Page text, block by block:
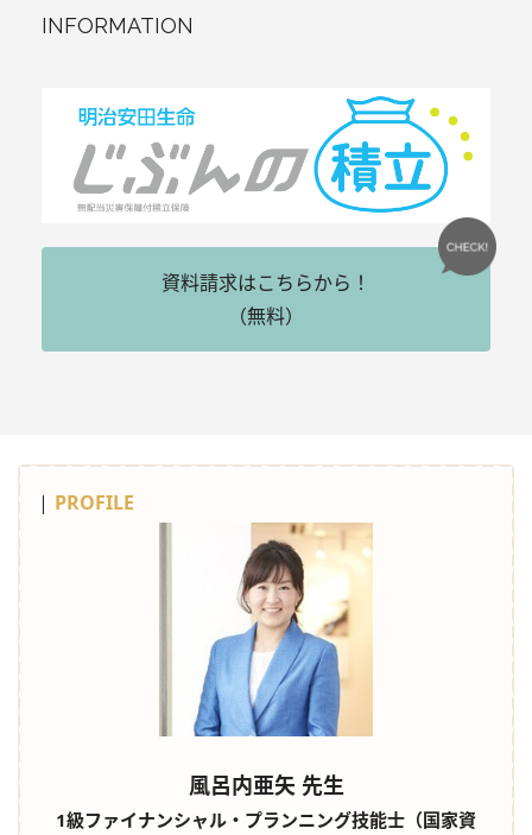
INFORMATION
資料請求はこちらから！
（無料）
PROFILE
風呂内亜矢 先生
1級ファイナンシャル・プランニング技能士（国家資